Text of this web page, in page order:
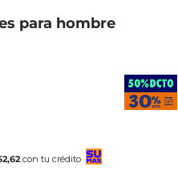
para hombre
con tu crédito